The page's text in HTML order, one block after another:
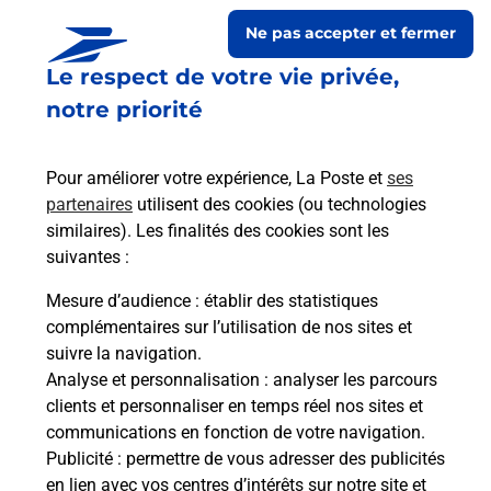
Le respect de votre vie privée,
notre priorité
Pour améliorer votre expérience, La Poste et ses
partenaires utilisent des cookies (ou technologies
similaires). Les finalités des cookies sont les
suivantes :
Mesure d’audience : établir des statistiques
complémentaires sur l’utilisation de nos sites et
suivre la navigation.
Analyse et personnalisation : analyser les parcours
clients et personnaliser en temps réel nos sites et
communications en fonction de votre navigation.
Publicité : permettre de vous adresser des publicités
en lien avec vos centres d’intérêts sur notre site et
Ne pas accepter et fermer
Prochaine collecte du courrierlundià 08h30
125 Route De La Charriere
38480 Saint Martin De Vaulserre
Itinéraire
Le lien s'ouvre dans un nouvel onglet